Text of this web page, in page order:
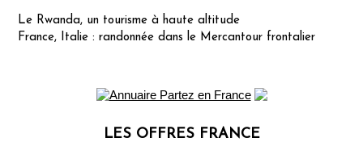
Le Rwanda, un tourisme à haute altitude
France, Italie : randonnée dans le Mercantour frontalier
LES OFFRES FRANCE